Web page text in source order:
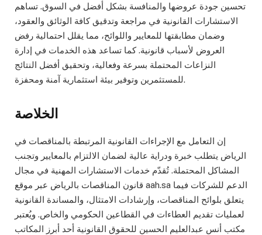
تحسين جودة عروضها والمنافسة بشكل أفضل في السوق. تساهم
الاستشارات القانونية في مراجعة وتدقيق كافة الوثائق والعقود،
وضمان مطابقتها للمعايير واللوائح، مما يقلل احتمالية رفض
العروض لأسباب قانونية. كما تساعد هذه الخدمات في إدارة
النزاعات المحتملة بسرعة وفعالية، وتحقيق أفضل النتائج
للمستثمرين وتوفير بيئة استثمارية آمنة ومحفزة.
الخلاصة
إن التعامل مع الإجراءات القانونية المرتبطة بالمناقصات في
الرياض يتطلب خبرة ودراية عالية لضمان الالتزام بالمعايير وتجنب
المشاكل المحتملة. تُقدّم خدمات الاستشارات المهنية في مجال
قانون المناقصات بالرياض عبر موقع aah.sa الدعم للشركات فيما
يتعلق بلوائح المناقصات، وإرشادات الامتثال، والمساندة القانونية
لعمليات تقديم العطاءات في القطاعين الحكومي والخاص. ويُعتبر
مكتب أنس عبدالعليم الحسين للحقوق القانونية أحد أبرز المكاتب